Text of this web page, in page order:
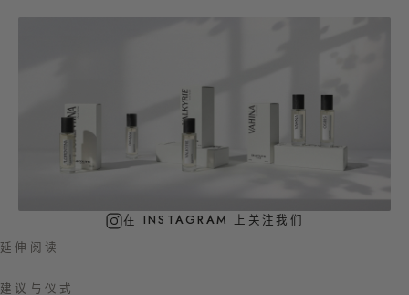
在 INSTAGRAM 上关注我们
延伸阅读
建议与仪式